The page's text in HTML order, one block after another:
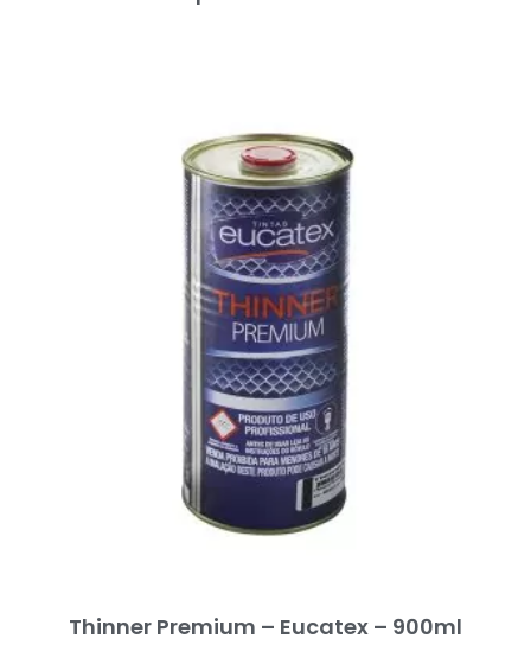
Thinner Premium – Eucatex – 900ml